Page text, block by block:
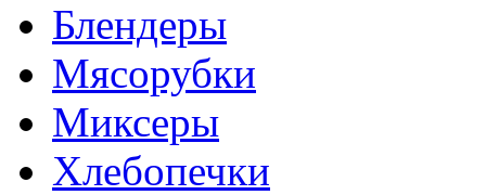
Блендеры
Мясорубки
Миксеры
Хлебопечки